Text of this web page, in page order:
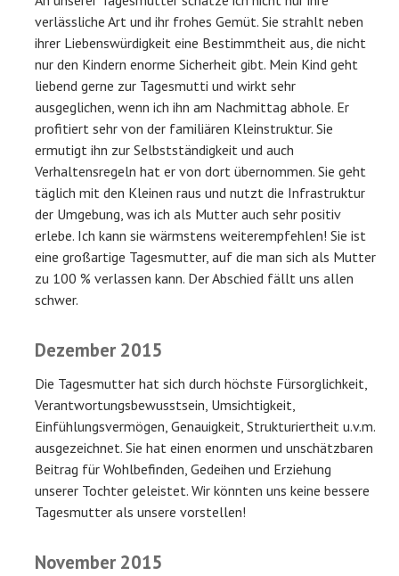
verlässliche Art und ihr frohes Gemüt. Sie strahlt neben
ihrer Liebenswürdigkeit eine Bestimmtheit aus, die nicht
nur den Kindern enorme Sicherheit gibt. Mein Kind geht
liebend gerne zur Tagesmutti und wirkt sehr
ausgeglichen, wenn ich ihn am Nachmittag abhole. Er
profitiert sehr von der familiären Kleinstruktur. Sie
ermutigt ihn zur Selbstständigkeit und auch
Verhaltensregeln hat er von dort übernommen. Sie geht
täglich mit den Kleinen raus und nutzt die Infrastruktur
der Umgebung, was ich als Mutter auch sehr positiv
erlebe. Ich kann sie wärmstens weiterempfehlen! Sie ist
eine großartige Tagesmutter, auf die man sich als Mutter
zu 100 % verlassen kann. Der Abschied fällt uns allen
schwer.
Dezember 2015
Die Tagesmutter hat sich durch höchste Fürsorglichkeit,
Verantwortungsbewusstsein, Umsichtigkeit,
Einfühlungsvermögen, Genauigkeit, Strukturiertheit u.v.m.
ausgezeichnet. Sie hat einen enormen und unschätzbaren
Beitrag für Wohlbefinden, Gedeihen und Erziehung
unserer Tochter geleistet. Wir könnten uns keine bessere
Tagesmutter als unsere vorstellen!
November 2015